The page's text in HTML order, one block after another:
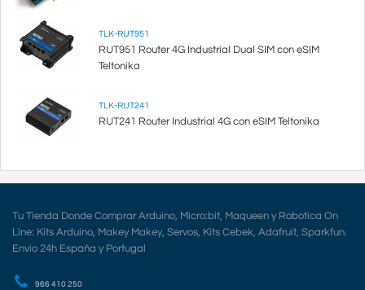
TLK-RUT951
RUT951 Router 4G Industrial Dual SIM con eSIM
Teltonika
TLK-RUT241
RUT241 Router Industrial 4G con eSIM Teltonika
Tu Tienda Donde Comprar Arduino, Micro:bit, Maqueen y Robotica On
Line: Kits Arduino, Makey Makey, Servos, Kits Cebek, Adafruit, Sparkfun.
Envio 24h España y Portugal
966 410 250